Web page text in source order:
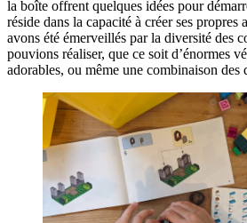
la boîte offrent quelques idées pour
réside dans la capacité à créer ses propres
avons été émerveillés par la diversité des
pouvions réaliser, que ce soit d’énormes
adorables, ou même une combinaison des